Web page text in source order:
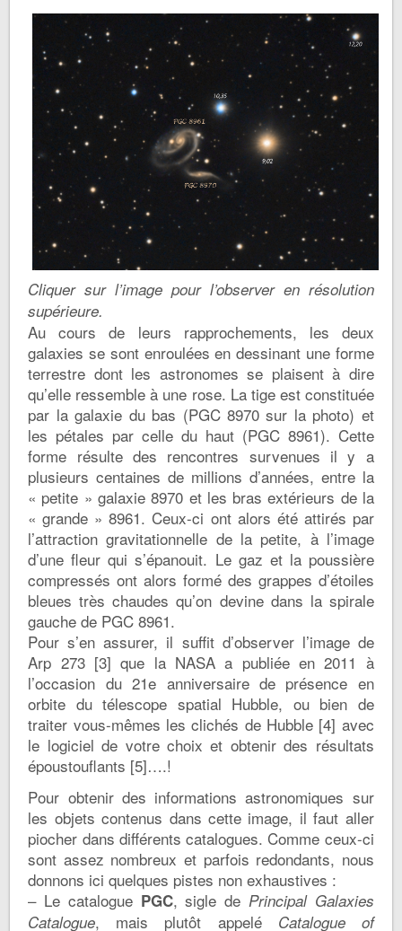
Cliquer sur l’image pour l’observer en résolution
supérieure.
Au cours de leurs rapprochements, les deux
galaxies se sont enroulées en dessinant une forme
terrestre dont les astronomes se plaisent à dire
qu’elle ressemble à une rose. La tige est constituée
par la galaxie du bas (PGC 8970 sur la photo) et
les pétales par celle du haut (PGC 8961). Cette
forme résulte des rencontres survenues il y a
plusieurs centaines de millions d’années, entre la
« petite » galaxie 8970 et les bras extérieurs de la
« grande » 8961. Ceux-ci ont alors été attirés par
l’attraction gravitationnelle de la petite, à l’image
d’une fleur qui s’épanouit. Le gaz et la poussière
compressés ont alors formé des grappes d’étoiles
bleues très chaudes qu’on devine dans la spirale
gauche de PGC 8961.
Pour s’en assurer, il suffit d’observer l’image de
Arp 273 [3] que la NASA a publiée en 2011 à
l’occasion du 21e anniversaire de présence en
orbite du télescope spatial Hubble, ou bien de
traiter vous-mêmes les clichés de Hubble [4] avec
le logiciel de votre choix et obtenir des résultats
époustouflants [5]….!
Pour obtenir des informations astronomiques sur
les objets contenus dans cette image, il faut aller
piocher dans différents catalogues. Comme ceux-ci
sont assez nombreux et parfois redondants, nous
donnons ici quelques pistes non exhaustives :
– Le catalogue PGC, sigle dePrincipal Galaxies
Catalogue, mais plutôt appelé Catalogue of